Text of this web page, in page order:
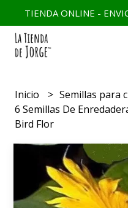
TIENDA ONLINE -
Inicio Semillas para
6 Semillas De
Bird Flor